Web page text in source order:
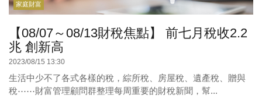
家庭財富
【08/07～08/13財稅焦點】 前七月稅收2.2
兆 創新高
2023/08/15 13:30
生活中少不了各式各樣的稅，綜所稅、房屋稅、遺產稅、贈與
稅⋯⋯財富管理顧問群整理每周重要的財稅新聞，幫...